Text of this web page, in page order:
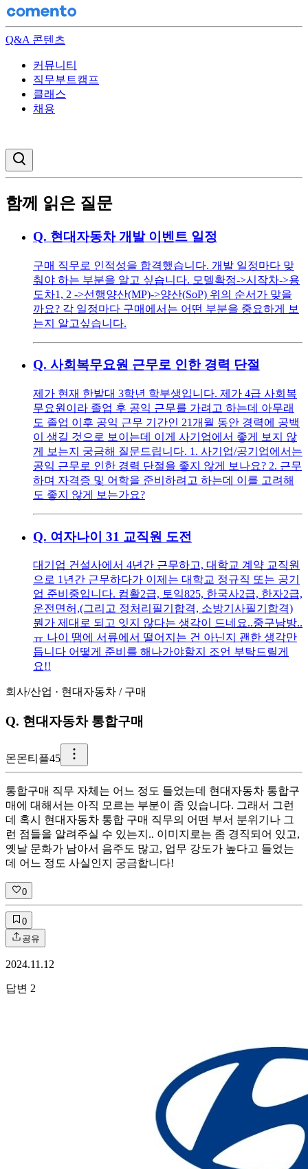
Q&A 콘텐츠
커뮤니티
직무부트캠프
클래스
채용
함께 읽은 질문
Q. 현대자동차 개발 이벤트 일정
구매 직무로 인적성을 합격했습니다. 개발 일정마다 맞
춰야 하는 부분을 알고 싶습니다. 모델확정->시작차->용
도차1, 2 ->선행양산(MP)->양산(SoP) 위의 순서가 맞을
까요? 각 일정마다 구매에서는 어떤 부분을 중요하게 보
는지 알고싶습니다.
Q. 사회복무요원 근무로 인한 경력 단절
제가 현재 한밭대 3학년 학부생입니다. 제가 4급 사회복
무요원이라 졸업 후 공익 근무를 가려고 하는데 아무래
도 졸업 이후 공익 근무 기간인 21개월 동안 경력에 공백
이 생길 것으로 보이는데 이게 사기업에서 좋게 보지 않
게 보는지 궁금해 질문드립니다. 1. 사기업/공기업에서는
공익 근무로 인한 경력 단절을 좋지 않게 보나요? 2. 근무
하며 자격증 및 어학을 준비하려고 하는데 이를 고려해
도 좋지 않게 보는가요?
Q. 여자나이 31 교직원 도전
대기업 건설사에서 4년간 근무하고, 대학교 계약 교직원
으로 1년간 근무하다가 이제는 대학교 정규직 또는 공기
업 준비중입니다. 컴활2급, 토익825, 한국사2급, 한자2급,
운전면허,(그리고 정처리필기합격, 소방기사필기합격)
뭔가 제대로 되고 잇지 않다는 생각이 드네요..중구남방..
ㅠ 나이 땜에 서류에서 떨어지는 건 아닌지 괜한 생각만
듭니다 어떻게 준비를 해나가야할지 조언 부탁드릴게
요!!
회사/산업 · 현대자동차 / 구매
Q. 현대자동차 통합구매
몬몬티플45
통합구매 직무 자체는 어느 정도 들었는데 현대자동차 통합구
매에 대해서는 아직 모르는 부분이 좀 있습니다. 그래서 그런
데 혹시 현대자동차 통합 구매 직무의 어떤 부서 분위기나 그
런 점들을 알려주실 수 있는지.. 이미지로는 좀 경직되어 있고,
옛날 문화가 남아서 음주도 많고, 업무 강도가 높다고 들었는
데 어느 정도 사실인지 궁금합니다!
0
0
공유
2024.11.12
답변 2